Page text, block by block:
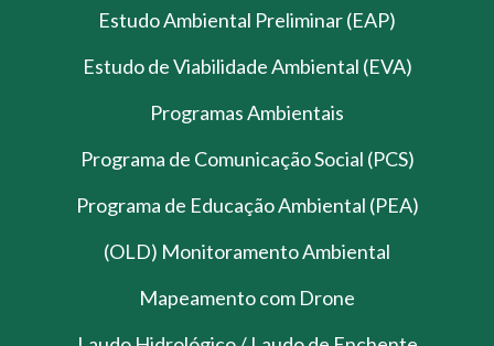
Estudo Ambiental Preliminar (EAP)
Estudo de Viabilidade Ambiental (EVA)
Programas Ambientais
Programa de Comunicação Social (PCS)
Programa de Educação Ambiental (PEA)
(OLD) Monitoramento Ambiental
Mapeamento com Drone